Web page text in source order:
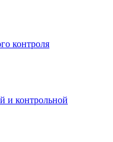
контроля
и контрольной